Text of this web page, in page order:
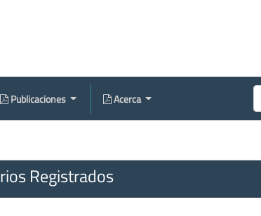
Publicaciones Acerca
Registrados